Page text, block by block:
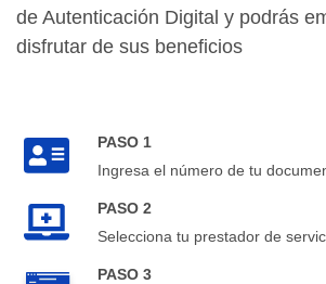
de Autenticación Digital y podrás
disfrutar de sus beneficios
PASO 1
Ingresa el número de tu
PASO 2
Selecciona tu prestador de
PASO 3